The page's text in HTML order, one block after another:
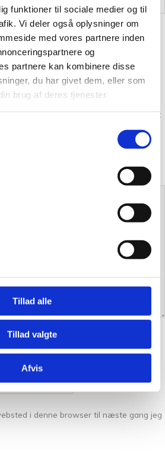
funktioner til sociale medier og til
Vi deler også oplysninger om
med vores partnere inden
og
partnere kan kombinere disse
du har givet dem, eller som
brug af deres tjenester.
Tillad alle
Tillad valgte
Afvis
at anmelde “Cardiff
Zar 132”
publiceret. Krævede felter er markeret
i denne browser til næste gang jeg